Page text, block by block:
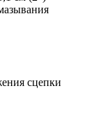
сцепки